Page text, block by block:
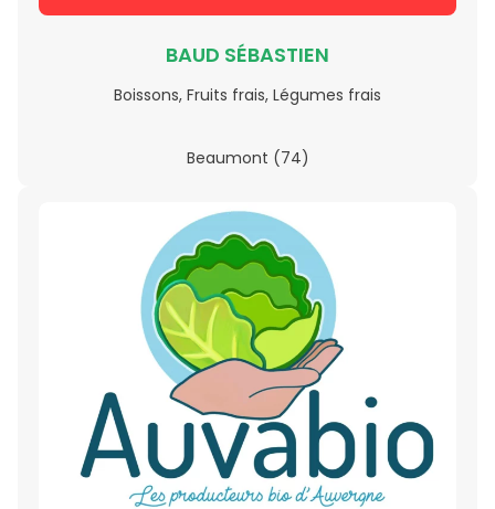
BAUD SÉBASTIEN
Boissons, Fruits frais, Légumes frais
Beaumont (74)